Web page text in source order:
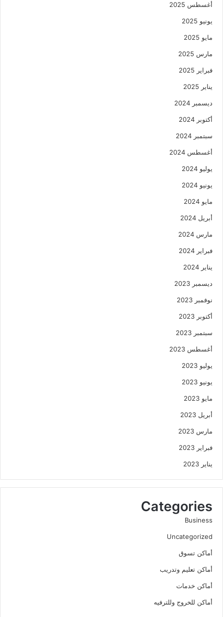
أغسطس 2025
يونيو 2025
مايو 2025
مارس 2025
فبراير 2025
يناير 2025
ديسمبر 2024
أكتوبر 2024
سبتمبر 2024
أغسطس 2024
يوليو 2024
يونيو 2024
مايو 2024
أبريل 2024
مارس 2024
فبراير 2024
يناير 2024
ديسمبر 2023
نوفمبر 2023
أكتوبر 2023
سبتمبر 2023
أغسطس 2023
يوليو 2023
يونيو 2023
مايو 2023
أبريل 2023
مارس 2023
فبراير 2023
يناير 2023
Categories
Business
Uncategorized
أماكن تسوق
أماكن تعليم وتدريب
أماكن خدمات
أماكن للخروج وللترفيه